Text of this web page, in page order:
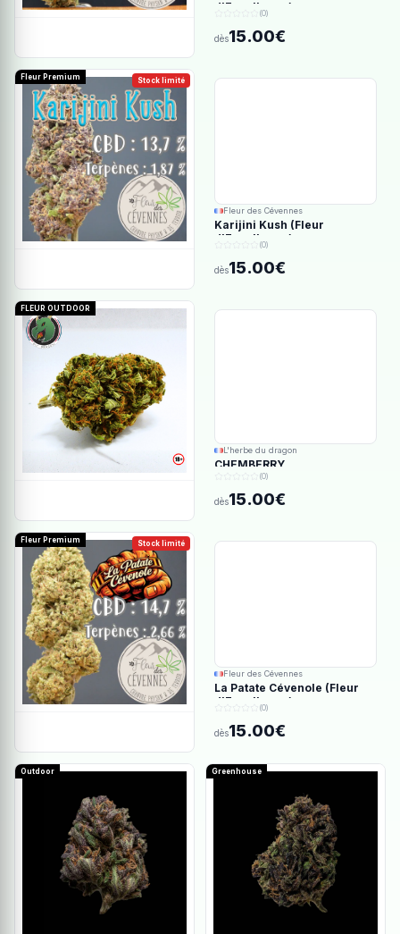
d'Excellence)
(0)
dès15.00€
Stock limité
Fleur Premium
Fleur des Cévennes
Karijini Kush (Fleur
d'Excellence)
(0)
dès15.00€
FLEUR OUTDOOR
L'herbe du dragon
CHEMBERRY
(0)
dès15.00€
Stock limité
Fleur Premium
Fleur des Cévennes
La Patate Cévenole (Fleur
d'Excellence)
(0)
dès15.00€
Outdoor Greenhouse